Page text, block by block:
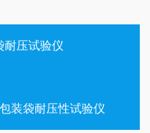
耐压试验仪
装袋耐压性试验仪